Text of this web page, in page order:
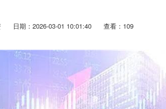
日期：2026-03-01 10:01:40 查看：109